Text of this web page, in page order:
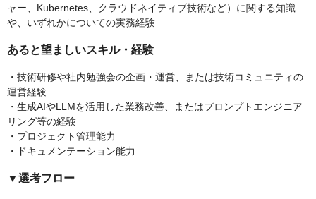
ャー、Kubernetes、クラウドネイティブ技術など）に関する知識
や、いずれかについての実務経験
あると望ましいスキル・経験
・技術研修や社内勉強会の企画・運営、または技術コミュニティの
運営経験
・生成AIやLLMを活用した業務改善、またはプロンプトエンジニア
リング等の経験
・プロジェクト管理能力
・ドキュメンテーション能力
▼選考フロー